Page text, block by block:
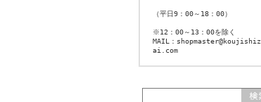
（平日9：00～18：00）
※12：00～13：00を除く
MAIL：shopmaster@koujishiz
ai.com